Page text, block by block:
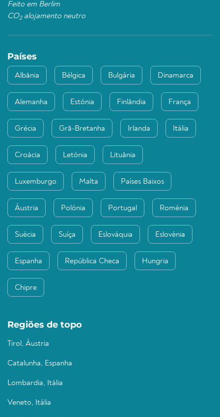
Feito em Berlim
CO2alojamento neutro
Países
Albânia Bélgica Bulgária Dinamarca
Alemanha Estónia Finlândia França
Grécia Grã-Bretanha Irlanda Itália
Croácia Letónia Lituânia
Luxemburgo Malta Países Baixos
Áustria Polónia Portugal Roménia
Suécia Suíça Eslováquia Eslovénia
Espanha República Checa Hungria
Chipre
Regiões de topo
Tirol, Áustria
Catalunha, Espanha
Lombardia, Itália
Veneto, Itália